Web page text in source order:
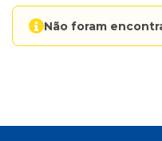
Não foram